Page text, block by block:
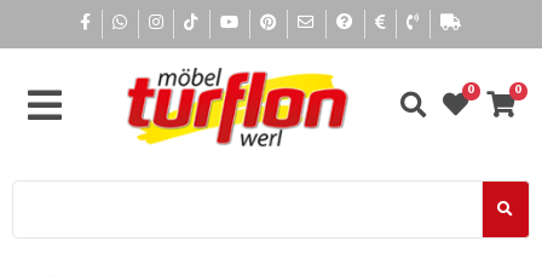
0 0